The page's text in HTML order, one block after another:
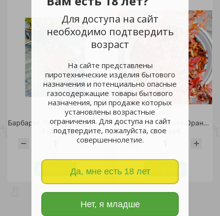
Для доступа на сайт
необходимо подтвердить
возраст
На сайте представлены
пиротехнические изделия бытового
назначения и потенциально опасные
газосодержащие товары бытового
назначения, при продаже которых
установлены возрастные
ограничения. Для доступа на сайт
подтвердите, пожалуйста, свое
совершеннолетие.
Да, мне есть 18 лет
Нет, я младше
Барбарис Тунберга Роуз Глоу С3 1шт/Berberis thunbergii Rose Glow
1 239 руб.
В корзину
Барбарис Тунберга Оранж Альф С3 1 шт/Berberis thunbergii Orange Alf
1 593 руб.
В корзину